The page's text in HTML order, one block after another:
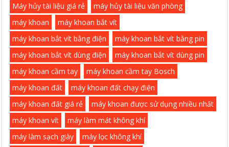
Máy hủy tài liệu giá rẻ
máy hủy tài liệu văn phòng
máy khoan
máy khoan bắt vít
máy khoan bắt vít bằng điện
máy khoan bắt vít bằng pin
máy khoan bắt vít dùng điện
máy khoan bắt vít dùng pin
máy khoan cầm tay
máy khoan cầm tay Bosch
máy khoan đất
máy khoan đất chạy điện
máy khoan đất giá rẻ
máy khoan được sử dụng nhiều nhất
máy khoan vít
máy làm mát không khí
máy làm sạch giày
máy lọc không khí